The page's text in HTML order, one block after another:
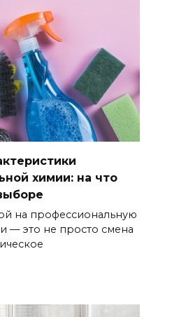
химии: на что
на профессиональную
— это не просто смена